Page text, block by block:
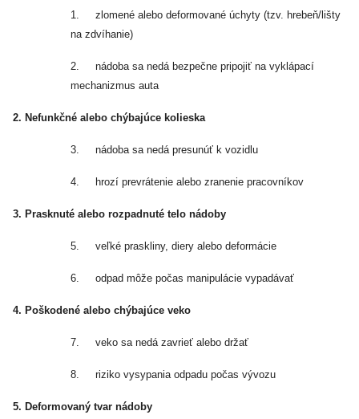
1. zlomené alebo deformované úchyty (tzv. hrebeň/lišty
na zdvíhanie)
2. nádoba sa nedá bezpečne pripojiť na vyklápací
mechanizmus auta
2. Nefunkčné alebo chýbajúce kolieska
3. nádoba sa nedá presunúť k vozidlu
4. hrozí prevrátenie alebo zranenie pracovníkov
3. Prasknuté alebo rozpadnuté telo nádoby
5. veľké praskliny, diery alebo deformácie
6. odpad môže počas manipulácie vypadávať
4. Poškodené alebo chýbajúce veko
7. veko sa nedá zavrieť alebo držať
8. riziko vysypania odpadu počas vývozu
5. Deformovaný tvar nádoby